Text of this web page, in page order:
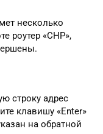
несколько
роутер «СНР»,
строку адрес
клавишу «Enter»
на обратной